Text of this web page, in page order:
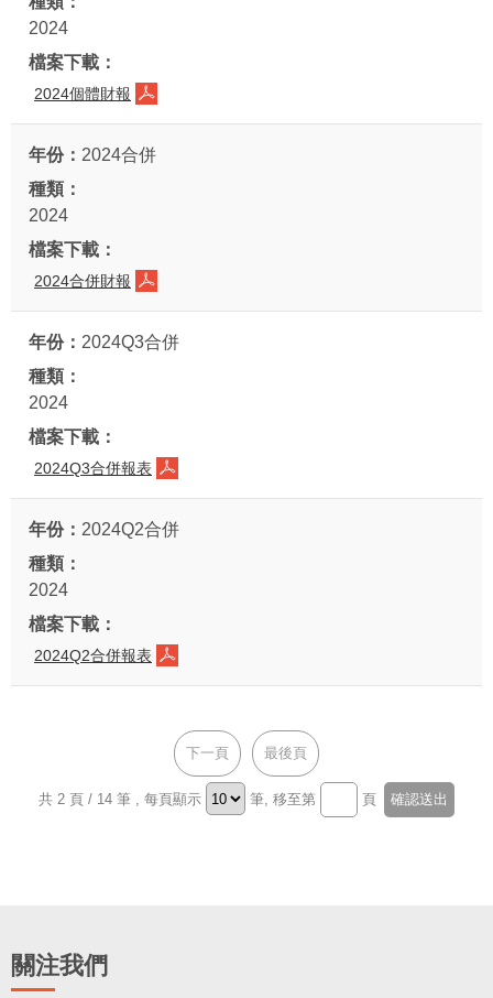
2024
2024個體財報
2024合併
2024
2024合併財報
2024Q3合併
2024
2024Q3合併報表
2024Q2合併
2024
2024Q2合併報表
下一頁 最後頁
共 2 頁 / 14 筆 , 每頁顯示 筆, 移至第 頁
關注我們